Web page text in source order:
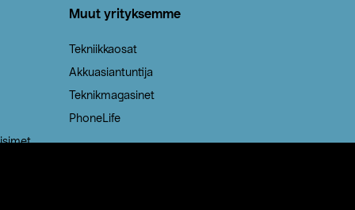
Muut yrityksemme
Tekniikkaosat
Akkuasiantuntija
Teknikmagasinet
PhoneLife